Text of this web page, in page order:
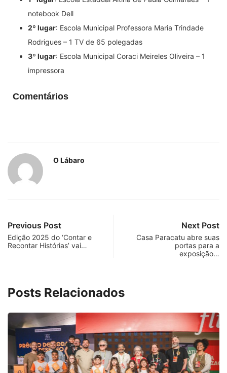
notebook Dell
2º lugar: Escola Municipal Professora Maria Trindade
Rodrigues – 1 TV de 65 polegadas
3º lugar: Escola Municipal Coraci Meireles Oliveira – 1
impressora
Comentários
O Lábaro
Previous Post
Edição 2025 do ‘Contar e
Recontar Histórias’ vai…
Next Post
Casa Paracatu abre suas
portas para a
exposição…
Posts Relacionados